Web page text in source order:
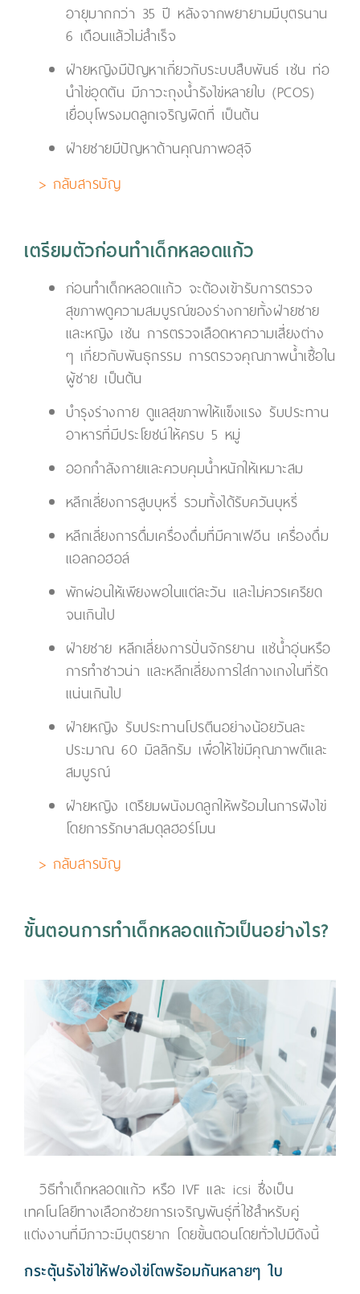
อายุมากกว่า 35 ปี หลังจากพยายามมีบุตรนาน
6 เดือนแล้วไม่สำเร็จ
ฝ่ายหญิงมีปัญหาเกี่ยวกับระบบสืบพันธ์ เช่น ท่อ
นำไข่อุดตัน มีภาวะถุงน้ำรังไข่หลายใบ (PCOS)
เยื่อบุโพรงมดลูกเจริญผิดที่ เป็นต้น
ฝ่ายชายมีปัญหาด้านคุณภาพอสุจิ
> กลับสารบัญ
เตรียมตัวก่อนทำเด็กหลอดแก้ว
ก่อนทำเด็กหลอดเเก้ว จะต้องเข้ารับการตรวจ
สุขภาพดูความสมบูรณ์ของร่างกายทั้งฝ่ายชาย
และหญิง เช่น การตรวจเลือดหาความเสี่ยงต่าง
ๆ เกี่ยวกับพันธุกรรม การตรวจคุณภาพน้ำเชื้อใน
ผู้ชาย เป็นต้น
บำรุงร่างกาย ดูแลสุขภาพให้แข็งแรง รับประทาน
อาหารที่มีประโยชน์ให้ครบ 5 หมู่
ออกกำลังกายและควบคุมน้ำหนักให้เหมาะสม
หลีกเลี่ยงการสูบบุหรี่ รวมทั้งได้รับควันบุหรี่
หลีกเลี่ยงการดื่มเครื่องดื่มที่มีคาเฟอีน เครื่องดื่ม
แอลกอฮอล์
พักผ่อนให้เพียงพอในแต่ละวัน และไม่ควรเครียด
จนเกินไป
ฝ่ายชาย หลีกเลี่ยงการปั่นจักรยาน แช่น้ำอุ่นหรือ
การทำซาวน่า และหลีกเลี่ยงการใส่กางเกงในที่รัด
แน่นเกินไป
ฝ่ายหญิง รับประทานโปรตีนอย่างน้อยวันละ
ประมาณ 60 มิลลิกรัม เพื่อให้ไข่มีคุณภาพดีและ
สมบูรณ์
ฝ่ายหญิง เตรียมผนังมดลูกให้พร้อมในการฝังไข่
โดยการรักษาสมดุลฮอร์โมน
> กลับสารบัญ
ขั้นตอนการทำเด็กหลอดแก้วเป็นอย่างไร?
วิธีทำเด็กหลอดแก้ว หรือ IVF และ icsi ซึ่งเป็น
เทคโนโลยีทางเลือกช่วยการเจริญพันธุ์ที่ใช้สำหรับคู่
แต่งงานที่มีภาวะมีบุตรยาก โดยขั้นตอนโดยทั่วไปมีดังนี้
กระตุ้นรังไข่ให้ฟองไข่โตพร้อมกันหลายๆ ใบ